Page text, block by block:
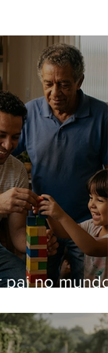
pai no mundo